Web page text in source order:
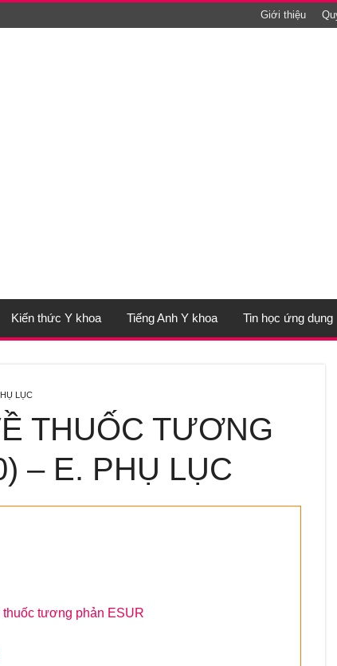
Giới thiệu
Kiến thức Y khoa Tiếng Anh Y khoa Tin học ứng dụng
LỤC
THUỐC TƯƠNG
– E. PHỤ LỤC
thuốc tương phản ESUR